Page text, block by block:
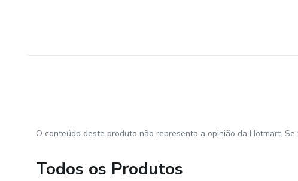
O conteúdo deste produto não representa a opinião da Hotmart.
Todos os Produtos